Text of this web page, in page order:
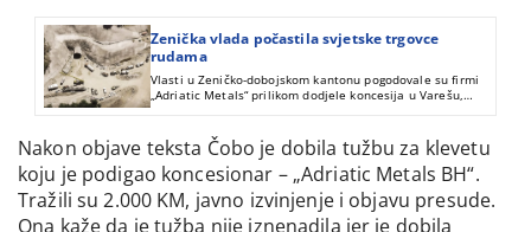
Zenička vlada počastila svjetske trgovce
rudama
Vlasti u Zeničko-dobojskom kantonu pogodovale su firmi
„Adriatic Metals“ prilikom dodjele koncesija u Varešu,
zakinuvši budžet za skoro pet miliona maraka. Mještani su
nedozvoljene eksploatacije kamena i rekonstrukcije puta.
Nakon objave teksta Čobo je dobila tužbu za klevetu
koju je podigao koncesionar – „Adriatic Metals BH“.
Tražili su 2.000 KM, javno izvinjenje i objavu presude.
Ona kaže da je tužba nije iznenadila jer je dobila